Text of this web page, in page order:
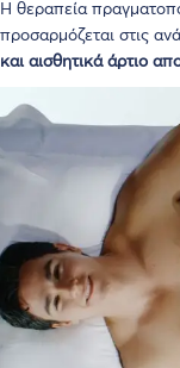
Η θεραπεία
προσαρμόζεται στις
και αισθητικά άρτιο